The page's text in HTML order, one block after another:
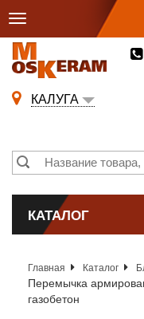
КАЛУГА
КАТАЛОГ
Главная Каталог
Перемычка
газобетон